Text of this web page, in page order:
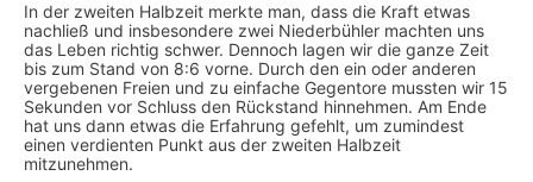
In der zweiten Halbzeit merkte man, dass die Kraft etwas
nachließ und insbesondere zwei Niederbühler machten uns
das Leben richtig schwer. Dennoch lagen wir die ganze Zeit
bis zum Stand von 8:6 vorne. Durch den ein oder anderen
vergebenen Freien und zu einfache Gegentore mussten wir 15
Sekunden vor Schluss den Rückstand hinnehmen. Am Ende
hat uns dann etwas die Erfahrung gefehlt, um zumindest
einen verdienten Punkt aus der zweiten Halbzeit
mitzunehmen.